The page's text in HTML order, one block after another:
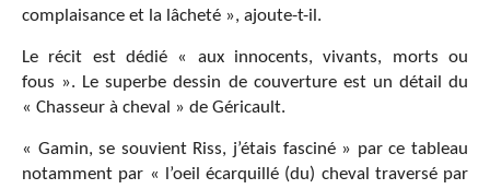
complaisance et la lâcheté », ajoute-t-il.
Le récit est dédié « aux innocents, vivants, morts ou
fous ». Le superbe dessin de couverture est un détail du
« Chasseur à cheval » de Géricault.
« Gamin, se souvient Riss, j’étais fasciné » par ce tableau
notamment par « l’oeil écarquillé (du) cheval traversé par